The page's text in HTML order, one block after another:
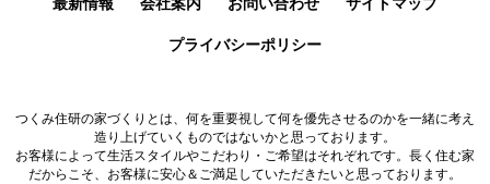
最新情報 会社案内 お問い合わせ サイトマップ
プライバシーポリシー
つくみ住研の家づくりとは、何を重要視して何を優先させるのかを一緒に考え
造り上げていくものではないかと思っております。
お客様によって生活スタイルやこだわり・ご希望はそれぞれです。長く住む家
だからこそ、お客様に安心＆ご満足していただきたいと思っております。